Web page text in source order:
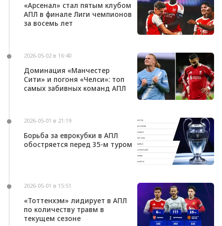
«Арсенал» стал пятым клубом
АПЛ в финале Лиги чемпионов
за восемь лет
2026-05-02 в 16:40
Доминация «Манчестер
Сити» и погоня «Челси»: топ
самых забивных команд АПЛ
2026-05-01 в 21:19
Борьба за еврокубки в АПЛ
обостряется перед 35-м туром
2026-05-01 в 15:51
«Тоттенхэм» лидирует в АПЛ
по количеству травм в
текущем сезоне